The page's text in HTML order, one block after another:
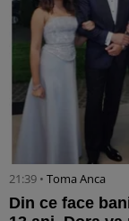
21:39 • Toma Anca
Din ce face